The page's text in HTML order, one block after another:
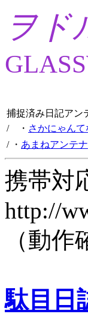
ヲド
捕捉済み日記アン
/ ・ さかにゃんて
/ ・ あまねアンテナ
携帯対
http://
（動
駄目日